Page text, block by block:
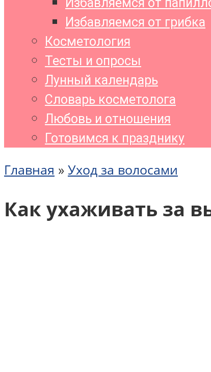
Избавляемся от грибка
Косметология
Тесты и опросы
Лунный календарь
Словарь косметолога
Любовь и отношения
Готовимся к празднику
Главная » Уход за волосами
Как ухаживать за